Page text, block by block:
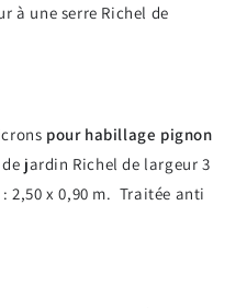
à une serre Richel de
pour habillage pignon
jardin Richel de largeur 3
2,50 x 0,90 m. Traitée anti